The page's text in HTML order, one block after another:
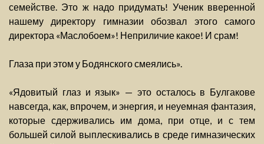
семействе. Это ж надо придумать! Ученик вверенной
нашему директору гимназии обозвал этого самого
директора «Маслобоем»! Неприличие какое! И срам!
Глаза при этом у Бодянского смеялись».
«Ядовитый глаз и язык» — это осталось в Булгакове
навсегда, как, впрочем, и энергия, и неуемная фантазия,
которые сдерживались им дома, при отце, и с тем
большей силой выплескивались в среде гимназических